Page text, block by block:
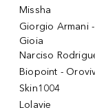
Missha
Giorgio Armani
Gioia
Narciso
Biopoint -
Skin1004
Lolavie